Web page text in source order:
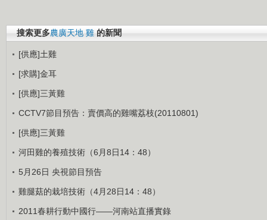
搜索更多農廣天地 雞 的新聞
[供應]土雞
[求購]金耳
[供應]三黃雞
CCTV7節目預告：賣價高的雞嘴荔枝(20110801)
[供應]三黃雞
河田雞的養殖技術（6月8日14：48）
5月26日 央視節目預告
雞腿菇的栽培技術（4月28日14：48）
2011春耕行動中國行——河南站直播實錄